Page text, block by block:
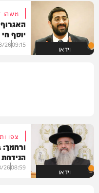
וידאו
משהו
יוסף
09:15
26
וידאו
צפו
08:59
26